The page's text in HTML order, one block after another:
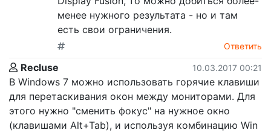
менее нужного результата - но и там
есть свои ограничения.
Ответить
Recluse 10.03.2017 00:21
В Windows 7 можно использовать горячие клавиши
для перетаскивания окон между мониторами. Для
этого нужно "сменить фокус" на нужное окно
(клавишами Alt+Tab), и используя комбинацию Win